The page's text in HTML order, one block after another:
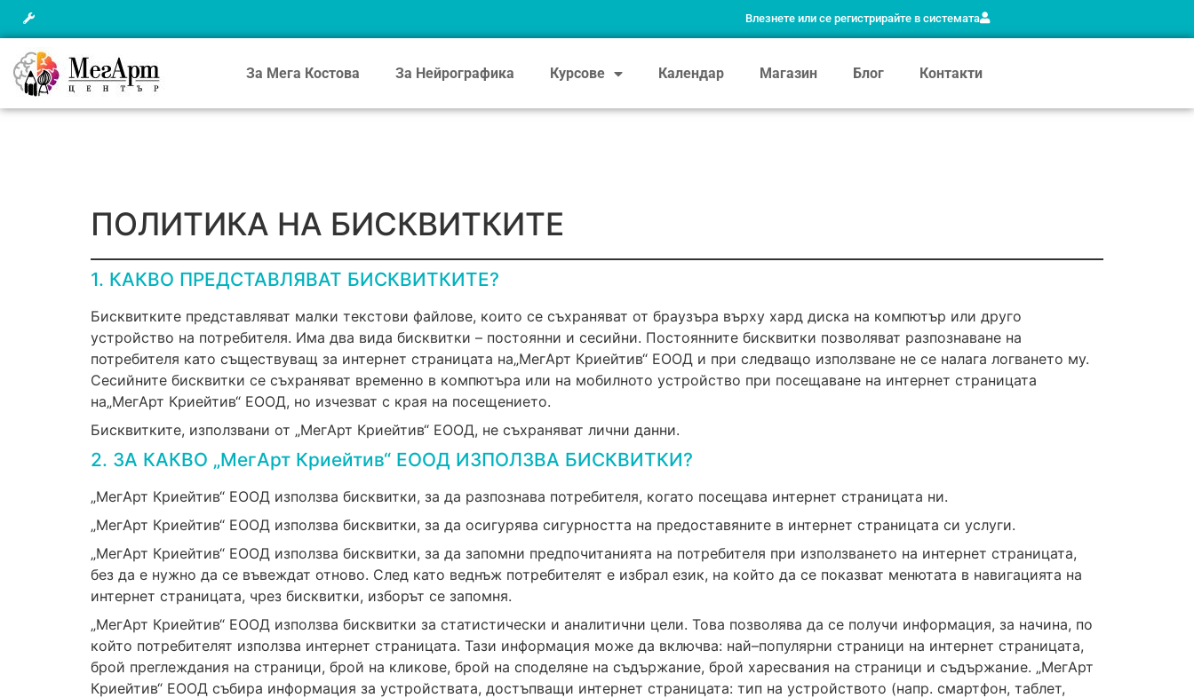
Влезнете или се регистрирайте в системата
За Мега Костова За Нейрографика Курсове Календар Магазин Блог Контакти
ПОЛИТИКА НА БИСКВИТКИТЕ
1. КАКВО ПРЕДСТАВЛЯВАТ БИСКВИТКИТЕ?
Бисквитките представляват малки текстови файлове, които се съхраняват от браузъра върху хард диска на компютър или друго
устройство на потребителя. Има два вида бисквитки – постоянни и сесийни. Постоянните бисквитки позволяват разпознаване на
потребителя като съществуващ за интернет страницата на„МегАрт Криейтив“ ЕООД и при следващо използване не се налага логването му.
Сесийните бисквитки се съхраняват временно в компютъра или на мобилното устройство при посещаване на интернет страницата
на„МегАрт Криейтив“ ЕООД, но изчезват с края на посещението.
Бисквитките, използвани от „МегАрт Криейтив“ ЕООД, не съхраняват лични данни.
2. ЗА КАКВО „МегАрт Криейтив“ ЕООД ИЗПОЛЗВА БИСКВИТКИ?
„МегАрт Криейтив“ ЕООД използва бисквитки, за да разпознава потребителя, когато посещава интернет страницата ни.
„МегАрт Криейтив“ ЕООД използва бисквитки, за да осигурява сигурността на предоставяните в интернет страницата си услуги.
„МегАрт Криейтив“ ЕООД използва бисквитки, за да запомни предпочитанията на потребителя при използването на интернет страницата,
без да е нужно да се въвеждат отново. След като веднъж потребителят е избрал език, на който да се показват менютата в навигацията на
интернет страницата, чрез бисквитки, изборът се запомня.
„МегАрт Криейтив“ ЕООД използва бисквитки за статистически и аналитични цели. Това позволява да се получи информация, за начина, по
който потребителят използва интернет страницата. Тази информация може да включва: най–популярни страници на интернет страницата,
брой преглеждания на страници, брой на кликове, брой на споделяне на съдържание, брой харесвания на страници и съдържание. „МегАрт
Криейтив“ ЕООД събира информация за устройствата, достъпващи интернет страницата: тип на устройството (напр. смартфон, таблет,